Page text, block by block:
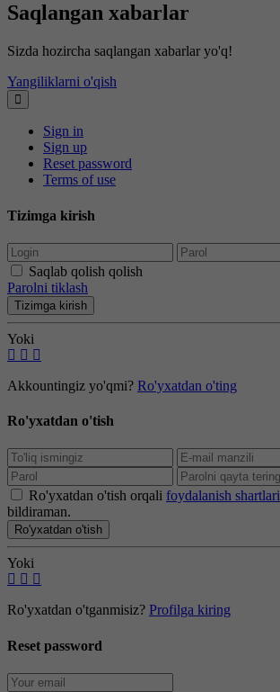
Saqlangan xabarlar
Sizda hozircha saqlangan xabarlar yo'q!
Yangiliklarni o'qish
Sign in
Sign up
Reset password
Terms of use
Tizimga kirish
Saqlab qolish qolish
Parolni tiklash
Tizimga kirish
Yoki
Akkountingiz yo'qmi? Ro'yxatdan o'ting
Ro'yxatdan o'tish
Ro'yxatdan o'tish orqali foydalanish shartlari
bildiraman.
Ro'yxatdan o'tish
Yoki
Ro'yxatdan o'tganmisiz? Profilga kiring
Reset password